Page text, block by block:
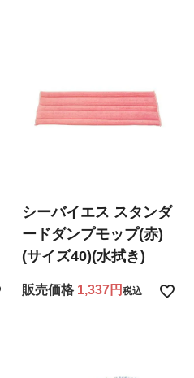
シーバイエス スタンダ
ードダンプモップ(赤)
(サイズ40)(水拭き)
販売価格 1,337 税込